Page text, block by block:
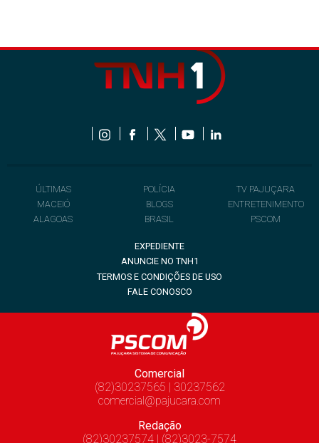
ÚLTIMAS
MACEIÓ
ALAGOAS
POLÍCIA
BLOGS
BRASIL
TV PAJUÇARA
ENTRETENIMENTO
PSCOM
EXPEDIENTE
ANUNCIE NO TNH1
TERMOS E CONDIÇÕES DE USO
FALE CONOSCO
Comercial
(82)30237565 | 30237562
comercial@pajucara.com
Redação
(82)30237574 | (82)3023-7574